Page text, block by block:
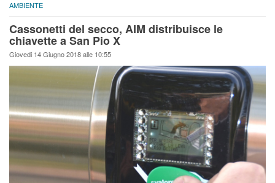
AMBIENTE
Cassonetti del secco, AIM distribuisce le
chiavette a San Pio X
Giovedi 14 Giugno 2018 alle 10:55